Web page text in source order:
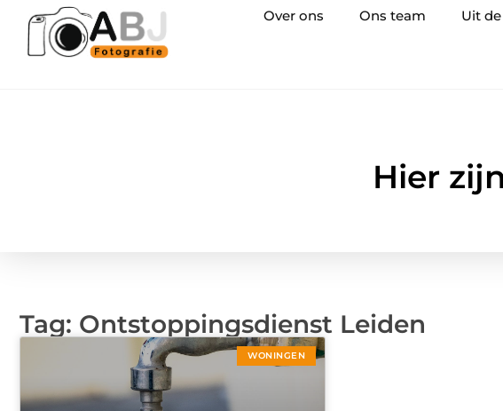
Over ons Ons team Uit
Hier
Tag: Ontstoppingsdienst Leiden
WONINGEN